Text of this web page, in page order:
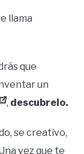
llama
que
un
, descubrelo.
se creativo,
vez que te